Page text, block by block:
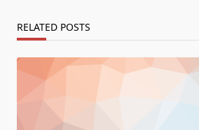
RELATED POSTS